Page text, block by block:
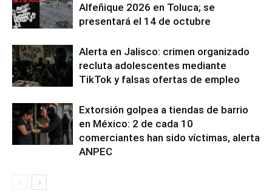
Alfeñique 2026 en Toluca; se
presentará el 14 de octubre
Alerta en Jalisco: crimen organizado
recluta adolescentes mediante
TikTok y falsas ofertas de empleo
Extorsión golpea a tiendas de barrio
en México: 2 de cada 10
comerciantes han sido víctimas, alerta
ANPEC